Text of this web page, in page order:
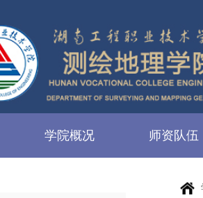
学院概况 师资队伍